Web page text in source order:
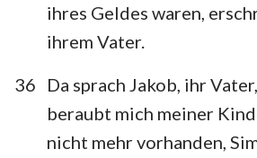
ihres Geldes waren,
ihrem Vater.
36
Da sprach Jakob, ihr
beraubt mich meiner
nicht mehr vorhanden,